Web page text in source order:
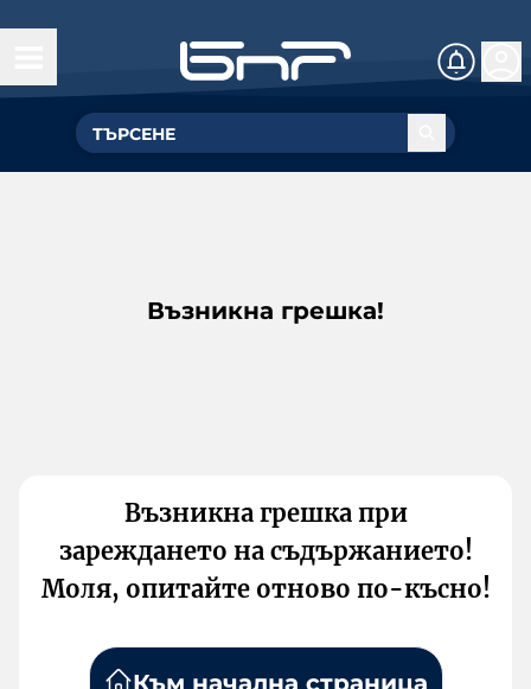
Възникна грешка!
Възникна грешка при
зареждането на съдържанието!
Моля, опитайте отново по-късно!
Към начална страница